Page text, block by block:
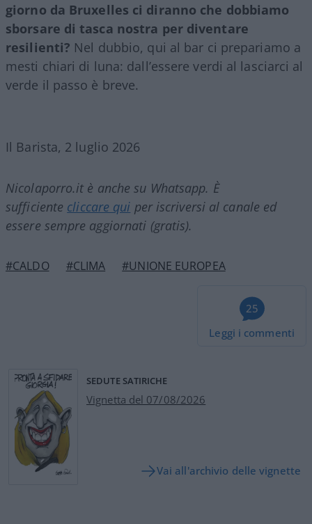
giorno da Bruxelles ci diranno che dobbiamo
sborsare di tasca nostra per diventare
resilienti? Nel dubbio, qui al bar ci prepariamo a
mesti chiari di luna: dall’essere verdi al lasciarci al
verde il passo è breve.
Il Barista, 2 luglio 2026
Nicolaporro.it è anche su Whatsapp. È
sufficiente cliccare qui per iscriversi al canale ed
essere sempre aggiornati (gratis).
#CALDO #CLIMA #UNIONE EUROPEA
25
Leggi i commenti
SEDUTE SATIRICHE
Vignetta del 07/08/2026
Vai all'archivio delle vignette